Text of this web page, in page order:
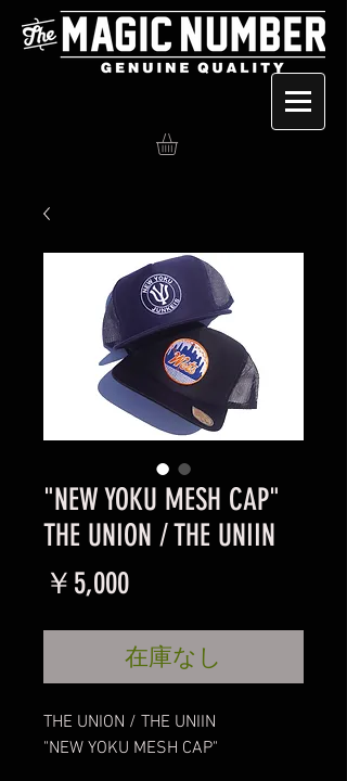
"NEW YOKU MESH CAP"
THE UNION / THE UNIIN
￥5,000価
格
在庫なし
THE UNION / THE UNIIN
"NEW YOKU MESH CAP"